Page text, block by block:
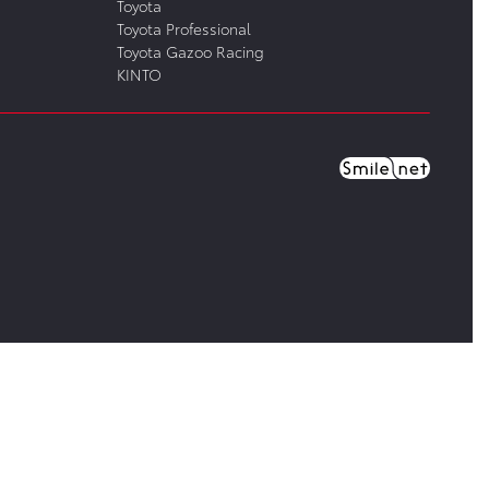
Toyota
Toyota Professional
Toyota Gazoo Racing
KINTO